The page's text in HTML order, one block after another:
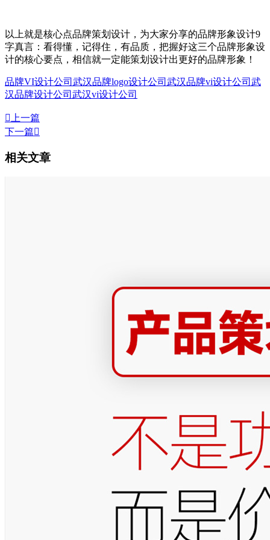
以上就是核心点品牌策划设计，为大家分享的品牌形象设计9
字真言：看得懂，记得住，有品质，把握好这三个品牌形象设
计的核心要点，相信就一定能策划设计出更好的品牌形象！
品牌VI设计公司 武汉品牌logo设计公司 武汉品牌vi设计公司 武
汉品牌设计公司 武汉vi设计公司
 上一篇
下一篇
相关文章